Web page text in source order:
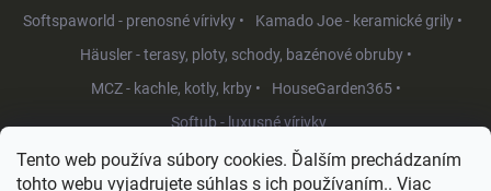
Tento web používa súbory cookies. Ďalším prechádzaním
tohto webu vyjadrujete súhlas s ich používaním.. Viac
Softspaworld - prenosné vírivky •
Kamado Joe - keramické grily •
Häusler - terasy, ploty, schody, bazénové obruby •
MCZ - kachle, kotly, krby •
HouseGarden365 •
Softub - luxusné vírivky